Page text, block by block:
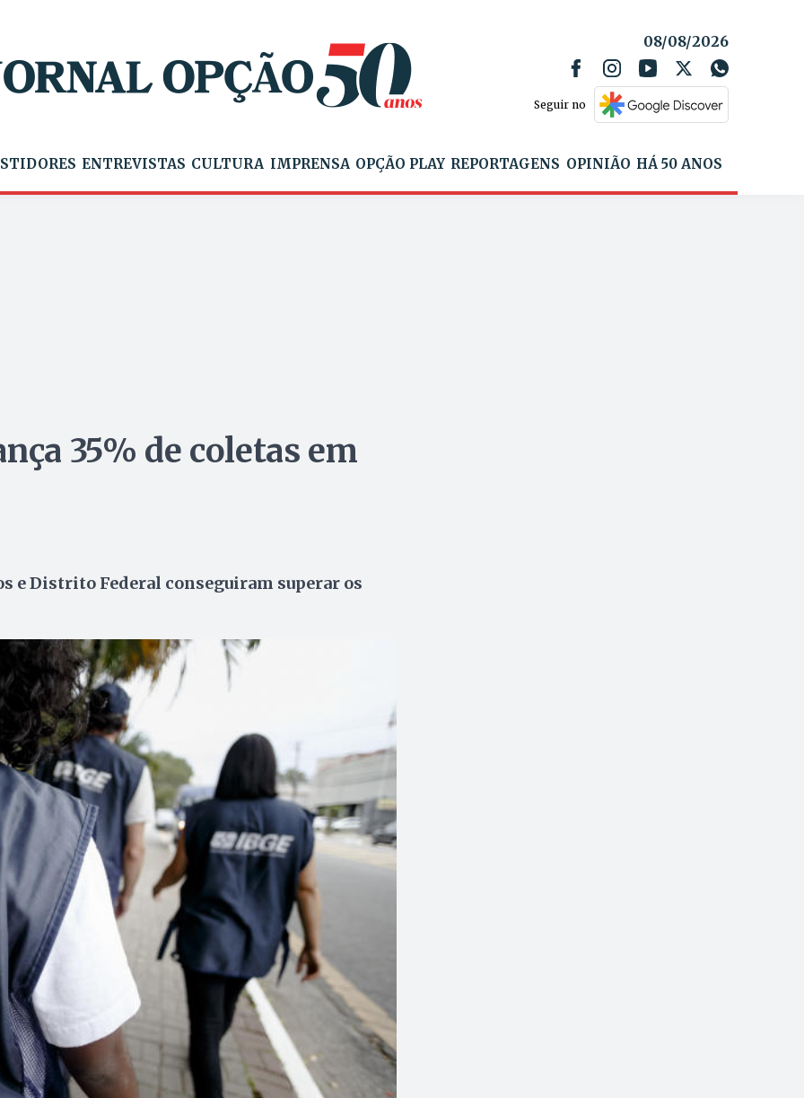
08/08/2026
Seguir no
ENTREVISTAS CULTURA IMPRENSA OPÇÃO PLAY REPORTAGENS OPINIÃO HÁ 50 ANOS
35% de coletas em
e Distrito Federal conseguiram superar os